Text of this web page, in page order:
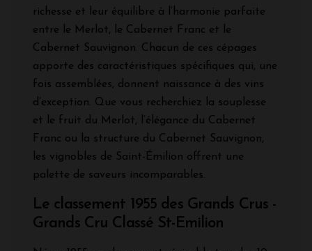
richesse et leur équilibre à l’harmonie parfaite
entre le Merlot, le Cabernet Franc et le
Cabernet Sauvignon. Chacun de ces cépages
apporte des caractéristiques spécifiques qui, une
fois assemblées, donnent naissance à des vins
d’exception. Que vous recherchiez la souplesse
et le fruit du Merlot, l’élégance du Cabernet
Franc ou la structure du Cabernet Sauvignon,
les vignobles de Saint-Émilion offrent une
palette de saveurs incomparables.
Le classement 1955 des Grands Crus -
Grands Cru Classé St-Emilion